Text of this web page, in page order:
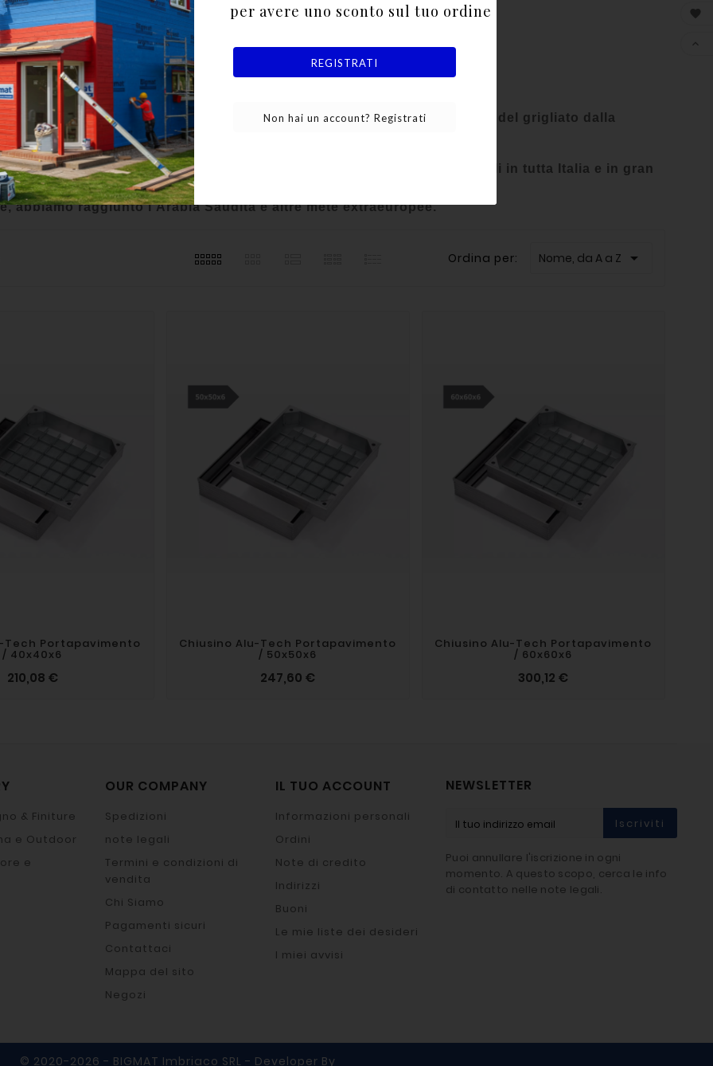
produttivo vanta tre impianti per la fabbricazione del grigliato,
completamente automatizzato e un’area dedicata alla personalizzazione del grigliato dalla
sagomatura, alla calandratura.
vettori interni ed esterni, siamo in grado di garantire consegne puntuali in tutta Italia e in gran
abbiamo raggiunto l’Arabia Saudita e altre mete extraeuropee.
Ordina per: Nome, da A a Z 
Tech Portapavimento
/ 40x40x6
210,08 €
Chiusino Alu-Tech Portapavimento
/ 50x50x6
247,60 €
Chiusino Alu-Tech Portapavimento
/ 60x60x6
300,12 €
& Finiture
e Outdoor
e
OUR COMPANY
Spedizioni
note legali
Termini e condizioni di
vendita
Chi Siamo
Pagamenti sicuri
Contattaci
Mappa del sito
Negozi
IL TUO ACCOUNT
Informazioni personali
Ordini
Note di credito
Indirizzi
Buoni
Le mie liste dei desideri
I miei avvisi
NEWSLETTER
Iscriviti
Puoi annullare l'iscrizione in ogni
momento. A questo scopo, cerca le info
di contatto nelle note legali.


© 2020-2026 - BIGMAT Imbriaco SRL - Developer By
REGISTRATI
Non hai un account? Registrati
per avere uno sconto sul tuo ordine